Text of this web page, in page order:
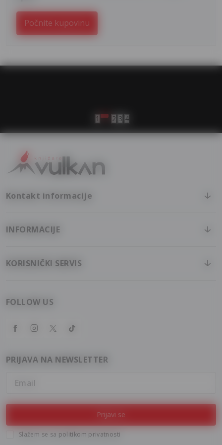
Počnite kupovinu
1 2 3 4
Kontakt informacije
INFORMACIJE
KORISNIČKI SERVIS
FOLLOW US
PRIJAVA NA NEWSLETTER
Email
Prijavi se
Slažem se sa politikom privatnosti